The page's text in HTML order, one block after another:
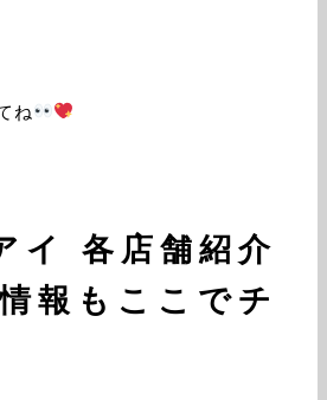
ね
イ 各店舗紹介
報もここでチ